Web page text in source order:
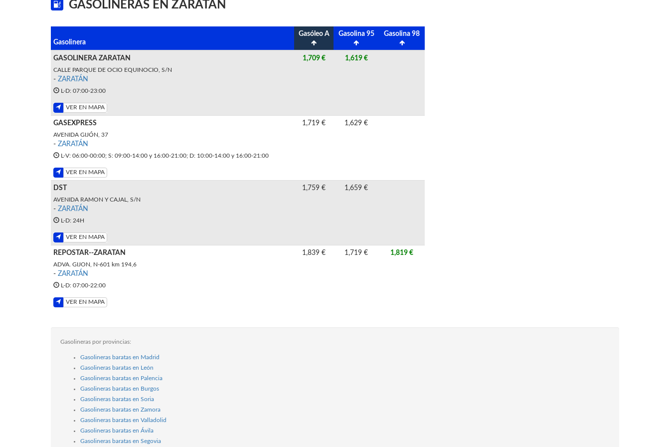
GASOLINERAS EN ZARATÁN
Gasolinera
Gasóleo A Gasolina 95 Gasolina 98
GASOLINERA ZARATAN
CALLE PARQUE DE OCIO EQUINOCIO, S/N
- ZARATÁN
L-D: 07:00-23:00
VER EN MAPA
1,709 € 1,619 €
GASEXPRESS
AVENIDA GIJÓN, 37
- ZARATÁN
L-V: 06:00-00:00; S: 09:00-14:00 y 16:00-21:00; D: 10:00-14:00 y 16:00-21:00
VER EN MAPA
1,719 € 1,629 €
DST
AVENIDA RAMON Y CAJAL, S/N
- ZARATÁN
L-D: 24H
VER EN MAPA
1,759 € 1,659 €
REPOSTAR--ZARATAN
ADVA. GIJON, N-601 km 194,6
- ZARATÁN
L-D: 07:00-22:00
VER EN MAPA
1,839 € 1,719 € 1,819 €
Gasolineras por provincias:
Gasolineras baratas en Madrid
Gasolineras baratas en León
Gasolineras baratas en Palencia
Gasolineras baratas en Burgos
Gasolineras baratas en Soria
Gasolineras baratas en Zamora
Gasolineras baratas en Valladolid
Gasolineras baratas en Ávila
Gasolineras baratas en Segovia